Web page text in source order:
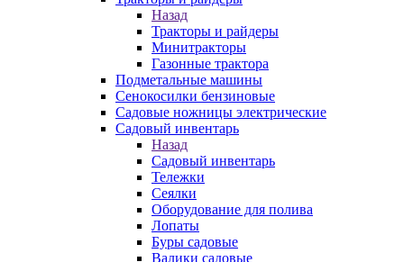
Назад
Тракторы и райдеры
Минитракторы
Газонные трактора
Подметальные машины
Сенокосилки бензиновые
Садовые ножницы электрические
Садовый инвентарь
Назад
Садовый инвентарь
Тележки
Сеялки
Оборудование для полива
Лопаты
Буры садовые
Валики садовые